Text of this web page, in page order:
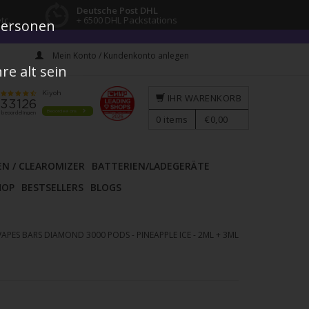
Deutsche Post DHL
+ 6500 DHL Packstations
Mein Konto / Kundenkonto anlegen
/ CLEAROMIZER
BATTERIEN/LADEGERÄTE
BESTSELLERS BLOGS
IHR WARENKORB
0 items €0,00
BARS DIAMOND 3000 PODS - PINEAPPLE ICE - 2ML + 3ML
alt sein